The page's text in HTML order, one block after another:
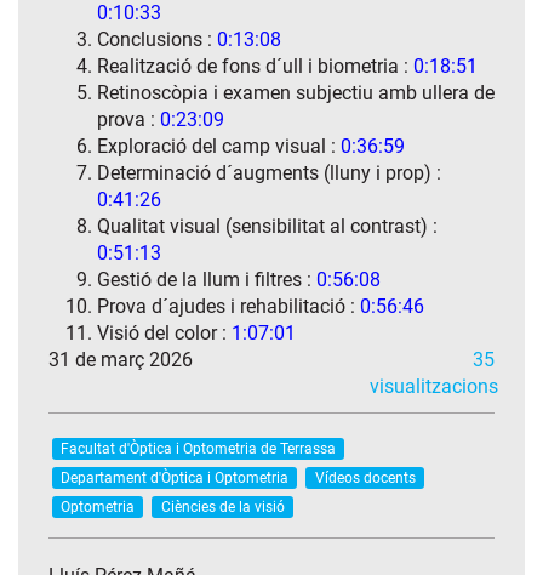
0:10:33
Conclusions : 0:13:08
Realització de fons d´ull i biometria : 0:18:51
Retinoscòpia i examen subjectiu amb ullera de
prova : 0:23:09
Exploració del camp visual : 0:36:59
Determinació d´augments (lluny i prop) :
0:41:26
Qualitat visual (sensibilitat al contrast) :
0:51:13
Gestió de la llum i filtres : 0:56:08
Prova d´ajudes i rehabilitació : 0:56:46
Visió del color : 1:07:01
31 de març 2026
35
visualitzacions
Facultat d'Òptica i Optometria de Terrassa
Departament d'Òptica i Optometria
Vídeos docents
Optometria
Ciències de la visió